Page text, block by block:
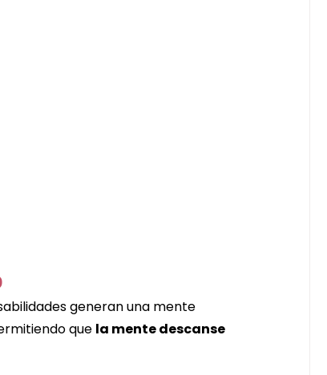
generan una mente
que la mente descanse